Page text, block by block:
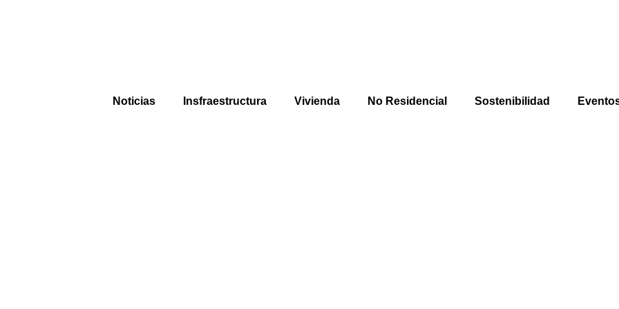
Noticias Insfraestructura Vivienda No Residencial Sostenibilidad